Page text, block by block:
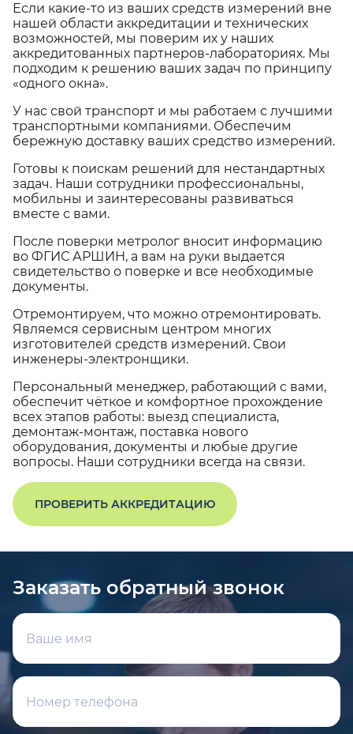
Если какие-то из ваших средств измерений вне
нашей области аккредитации и технических
возможностей, мы поверим их у наших
аккредитованных партнеров-лабораториях. Мы
подходим к решению ваших задач по принципу
«одного окна».
У нас свой транспорт и мы работаем с лучшими
транспортными компаниями. Обеспечим
бережную доставку ваших средство измерений.
Готовы к поискам решений для нестандартных
задач. Наши сотрудники профессиональны,
мобильны и заинтересованы развиваться
вместе с вами.
После поверки метролог вносит информацию
во ФГИС АРШИН, а вам на руки выдается
свидетельство о поверке и все необходимые
документы.
Отремонтируем, что можно отремонтировать.
Являемся сервисным центром многих
изготовителей средств измерений. Свои
инженеры-электронщики.
Персональный менеджер, работающий с вами,
обеспечит чёткое и комфортное прохождение
всех этапов работы: выезд специалиста,
демонтаж-монтаж, поставка нового
оборудования, документы и любые другие
вопросы. Наши сотрудники всегда на связи.
ПРОВЕРИТЬ АККРЕДИТАЦИЮ
Заказать обратный звонок